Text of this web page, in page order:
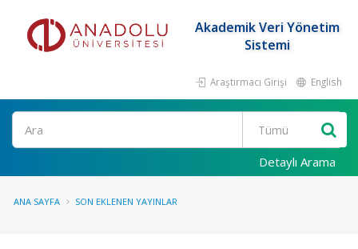
Akademik Veri Yönetim
Sistemi
Araştırmacı Girişi English
Ara
Detaylı Arama
ANA SAYFA SON EKLENEN YAYINLAR